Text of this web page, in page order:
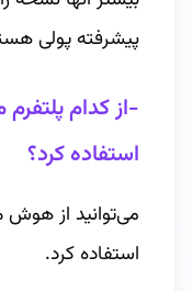
پیشرفته پولی
-از کدام
استفاده کرد؟
می‌توانید از
استفاده کرد.